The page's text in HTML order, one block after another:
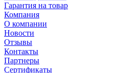
Гарантия на товар
Компания
О компании
Новости
Отзывы
Контакты
Партнеры
Сертификаты